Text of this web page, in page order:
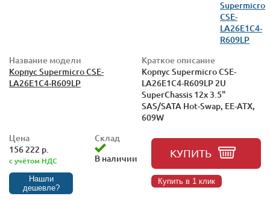
Название модели
Корпус Supermicro CSE-
LA26E1C4-R609LP
Краткое описание
Корпус Supermicro CSE-
LA26E1C4-R609LP 2U
SuperChassis 12x 3.5"
SAS/SATA Hot-Swap, EE-ATX,
609W
Цена
156 222 р.
с учётом НДС
Нашли
дешевле?
Склад
В наличии
КУПИТЬ
Купить в 1 клик